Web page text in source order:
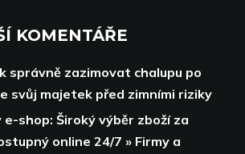
KOMENTÁŘE
správně zazimovat chalupu po
svůj majetek před zimními riziky
e-shop: Široký výběr zboží za
online 24/7 » Firmy a